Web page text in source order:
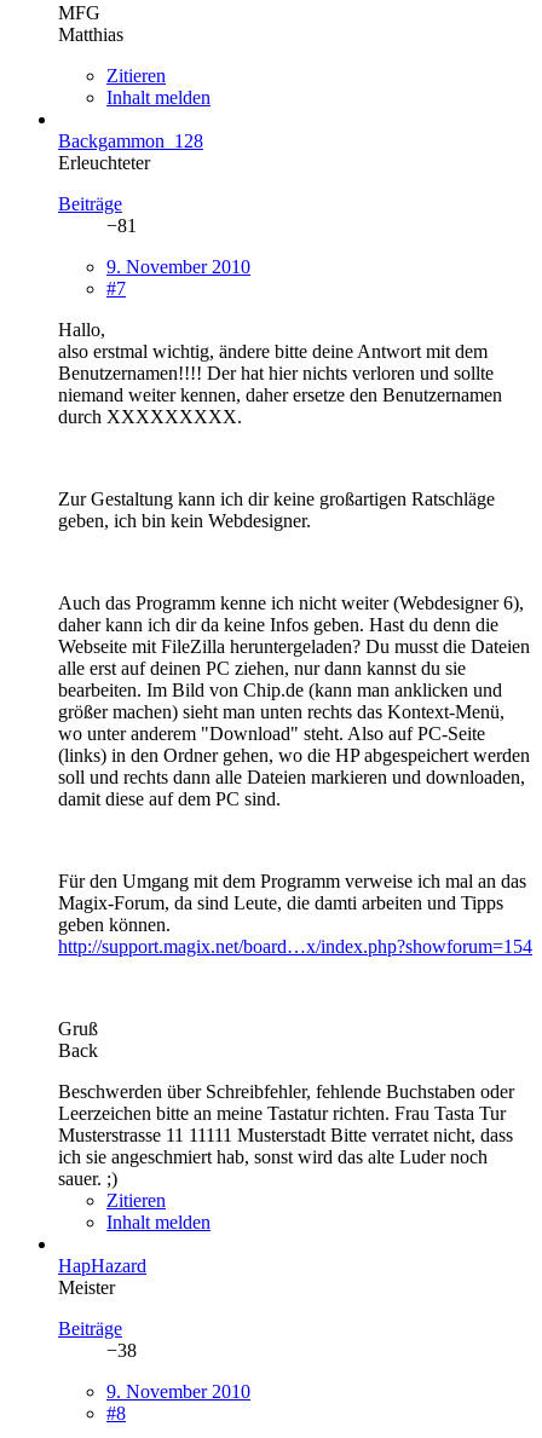
MFG
Matthias
Zitieren
Inhalt melden
Backgammon_128
Erleuchteter
Beiträge
−81
9. November 2010
#7
Hallo,
also erstmal wichtig, ändere bitte deine Antwort mit dem
Benutzernamen!!!! Der hat hier nichts verloren und sollte
niemand weiter kennen, daher ersetze den Benutzernamen
durch XXXXXXXXX.
Zur Gestaltung kann ich dir keine großartigen Ratschläge
geben, ich bin kein Webdesigner.
Auch das Programm kenne ich nicht weiter (Webdesigner 6),
daher kann ich dir da keine Infos geben. Hast du denn die
Webseite mit FileZilla heruntergeladen? Du musst die Dateien
alle erst auf deinen PC ziehen, nur dann kannst du sie
bearbeiten. Im Bild von Chip.de (kann man anklicken und
größer machen) sieht man unten rechts das Kontext-Menü,
wo unter anderem "Download" steht. Also auf PC-Seite
(links) in den Ordner gehen, wo die HP abgespeichert werden
soll und rechts dann alle Dateien markieren und downloaden,
damit diese auf dem PC sind.
Für den Umgang mit dem Programm verweise ich mal an das
Magix-Forum, da sind Leute, die damti arbeiten und Tipps
geben können.
http://support.magix.net/board…x/index.php?showforum=154
Gruß
Back
Beschwerden über Schreibfehler, fehlende Buchstaben oder
Leerzeichen bitte an meine Tastatur richten. Frau Tasta Tur
Musterstrasse 11 11111 Musterstadt Bitte verratet nicht, dass
ich sie angeschmiert hab, sonst wird das alte Luder noch
sauer. ;)
Zitieren
Inhalt melden
HapHazard
Meister
Beiträge
−38
9. November 2010
#8